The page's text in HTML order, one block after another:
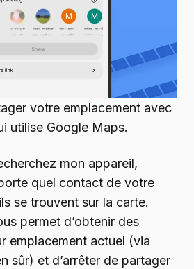
votre emplacement avec
utilise Google Maps.
mon appareil,
quel contact de votre
se trouvent sur la carte.
permet d’obtenir des
emplacement actuel (via
sûr) et d’arrêter de partager